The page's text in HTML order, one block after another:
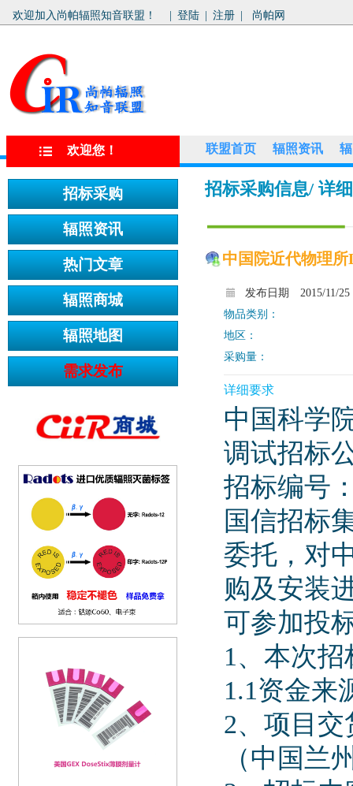
欢迎加入尚帕辐照知音联盟！ 登陆 注册 尚帕网
欢迎您！ 联盟首页 辐照资讯
招标采购信息/ 详
中国院近代物理
发布日期
2015/11/25
物品类别：
地区：
采购量：
详细要求
中国科学
调试招标
招标编号
国信招标
委托，对
购及安装
可参加投
1、本次
1.1资金来
2、项目
（中国兰